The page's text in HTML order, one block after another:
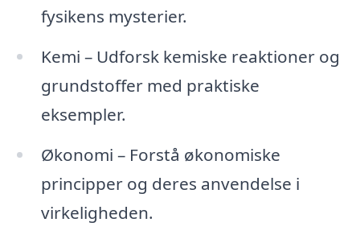
fysikens mysterier.
Kemi – Udforsk kemiske reaktioner og
grundstoffer med praktiske
eksempler.
Økonomi – Forstå økonomiske
principper og deres anvendelse i
virkeligheden.